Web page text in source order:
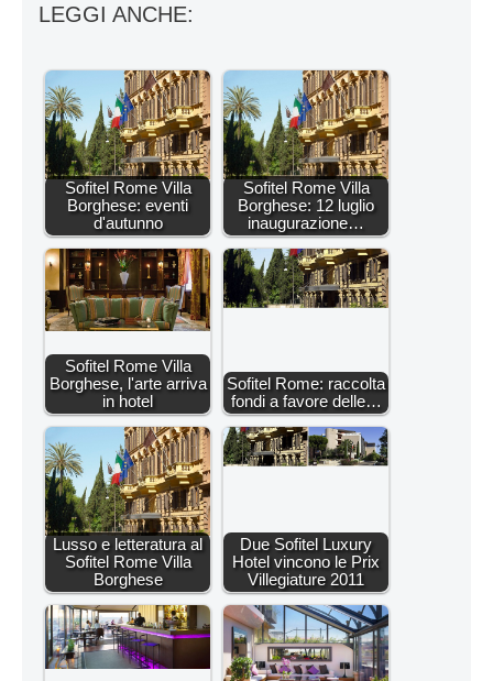
LEGGI ANCHE:
Sofitel Rome Villa
Borghese: eventi
d'autunno
Sofitel Rome Villa
Borghese: 12 luglio
inaugurazione…
Sofitel Rome Villa
Borghese, l'arte arriva
in hotel
Sofitel Rome: raccolta
fondi a favore delle…
Lusso e letteratura al
Sofitel Rome Villa
Borghese
Due Sofitel Luxury
Hotel vincono le Prix
Villegiature 2011